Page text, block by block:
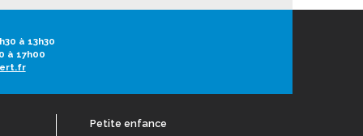
à 13h30
à 17h00
Petite enfance